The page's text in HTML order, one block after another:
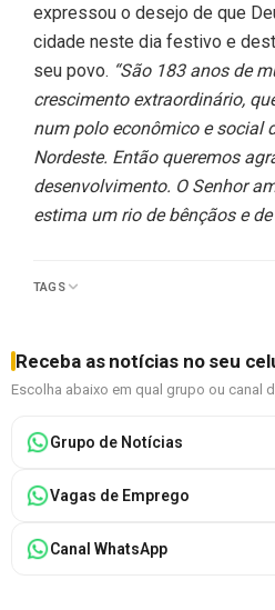
expressou o desejo de que
cidade neste dia festivo e
seu povo. “São 183 anos de
crescimento extraordinário,
num polo econômico e social
Nordeste. Então queremos
desenvolvimento. O Senhor
estima um rio de bênçãos e de
TAGS
Receba as notícias no seu
Escolha abaixo em qual grupo ou canal
Grupo de Notícias
Vagas de Emprego
Canal WhatsApp